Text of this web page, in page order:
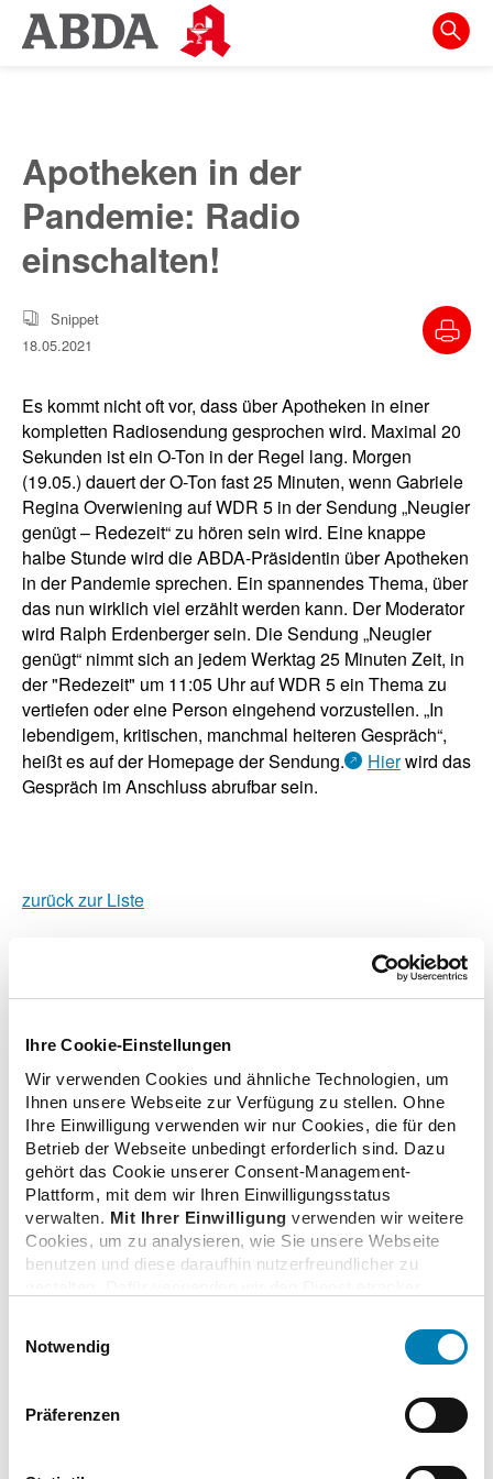
Ihre Cookie-Einstellungen
Wir verwenden Cookies und ähnliche Technologien, um
Ihnen unsere Webseite zur Verfügung zu stellen. Ohne
Ihre Einwilligung verwenden wir nur Cookies, die für den
Betrieb der Webseite unbedingt erforderlich sind. Dazu
gehört das Cookie unserer Consent-Management-
Plattform, mit dem wir Ihren Einwilligungsstatus
verwalten. Mit Ihrer Einwilligung verwenden wir weitere
Cookies, um zu analysieren, wie Sie unsere Webseite
benutzen und diese daraufhin nutzerfreundlicher zu
Adresse und Ihr Surfverhalten verarbeitet. Mit einem
Klick auf „Cookies zulassen“ stimmen Sie der
erforderlichen Cookies zu. Über die Schaltfläche „Nur
notwendige Cookies verwenden“ können Sie die nicht
unteren Regler Ihre persönlichen Bedürfnisse individuell
Notwendig
Präferenzen
Springe
direkt
zur
Meta-
Navigation
Inhalt
zur
Apotheken in der
Pandemie: Radio
einschalten!
Snippet
18.05.2021
Es kommt nicht oft vor, dass über Apotheken in einer
kompletten Radiosendung gesprochen wird. Maximal 20
Sekunden ist ein O-Ton in der Regel lang. Morgen
(19.05.) dauert der O-Ton fast 25 Minuten, wenn Gabriele
Regina Overwiening auf WDR 5 in der Sendung „Neugier
genügt – Redezeit“ zu hören sein wird. Eine knappe
halbe Stunde wird die ABDA-Präsidentin über Apotheken
in der Pandemie sprechen. Ein spannendes Thema, über
das nun wirklich viel erzählt werden kann. Der Moderator
wird Ralph Erdenberger sein. Die Sendung „Neugier
genügt“ nimmt sich an jedem Werktag 25 Minuten Zeit, in
der "Redezeit" um 11:05 Uhr auf WDR 5 ein Thema zu
vertiefen oder eine Person eingehend vorzustellen. „In
lebendigem, kritischen, manchmal heiteren Gespräch“,
heißt es auf der Homepage der Sendung.
Hierwird das
Gespräch im Anschluss abrufbar sein.
zurück zur Liste
Zusatzinformationen
Verwandte Nachrichten
WDR 5-Interview mit der ABDA-Präsidentin
19.05.2021
Antigen-Schnelltests
17.02.2021